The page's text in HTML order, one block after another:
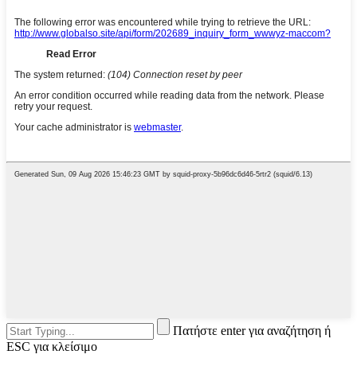
Πατήστε enter για αναζήτηση ή
ESC για κλείσιμο